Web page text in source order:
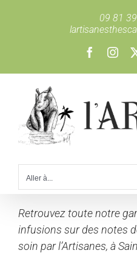
09 81
Facebook
Aller à...
Retrouvez toute notre
infusions sur des notes
soin par l’Artisanes, à